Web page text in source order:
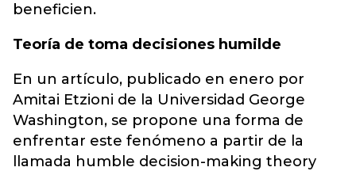
beneficien.
Teoría de toma decisiones humilde
En un artículo, publicado en enero por
Amitai Etzioni de la Universidad George
Washington, se propone una forma de
enfrentar este fenómeno a partir de la
llamada humble decision-making theory